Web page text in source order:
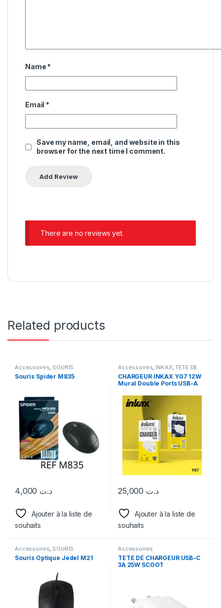
Name *
Email *
Save my name, email, and website in this
browser for the next time I comment.
There are no reviews yet.
Related products
Accessoires, SOURIS
Souris Spider M835
د.ت
Ajouter à la liste de
souhaits
Accessoires, INKAX,TETE DE
CHARGEUR
CHARGEUR INKAX Y07 12W
Mural Double Ports USB-A
Mobile
د.ت
Ajouter à la liste de
souhaits
Accessoires SOURIS
Souris Optique Jedel M21
Accessoires
TETE DE CHARGEUR USB-C
3A 25W SCOOT